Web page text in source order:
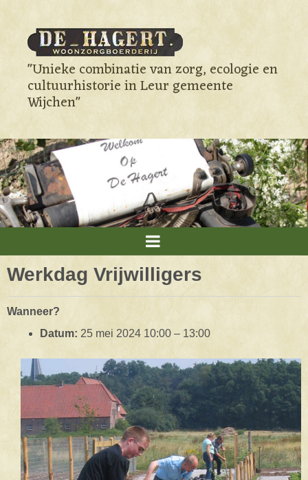
"Unieke combinatie van zorg, ecologie en
cultuurhistorie in Leur gemeente
Wijchen"
Werkdag Vrijwilligers
Wanneer?
Datum: 25 mei 2024 10:00 – 13:00